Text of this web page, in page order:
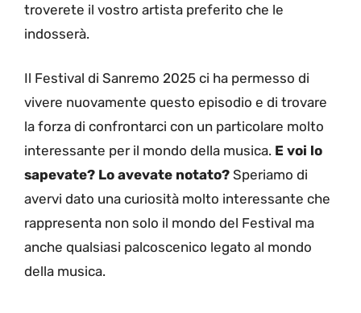
troverete il vostro artista preferito che le
indosserà.
Il Festival di Sanremo 2025 ci ha permesso di
vivere nuovamente questo episodio e di trovare
la forza di confrontarci con un particolare molto
interessante per il mondo della musica. E voi lo
sapevate? Lo avevate notato? Speriamo di
avervi dato una curiosità molto interessante che
rappresenta non solo il mondo del Festival ma
anche qualsiasi palcoscenico legato al mondo
della musica.